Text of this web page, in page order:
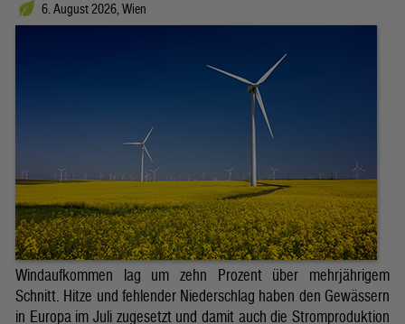
6. August 2026, Wien
Windaufkommen lag um zehn Prozent über mehrjährigem
Schnitt. Hitze und fehlender Niederschlag haben den Gewässern
in Europa im Juli zugesetzt und damit auch die Stromproduktion